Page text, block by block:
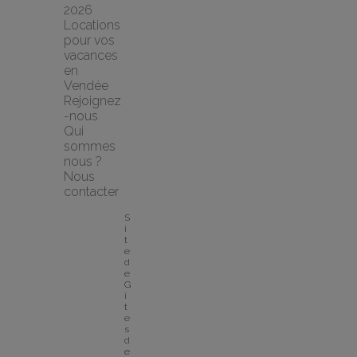
2026
Locations
pour vos
vacances
en
Vendée
Rejoignez
-nous
Qui
sommes
nous ?
Nous
contacter
S
i
t
e
d
e
G
î
t
e
s
d
e